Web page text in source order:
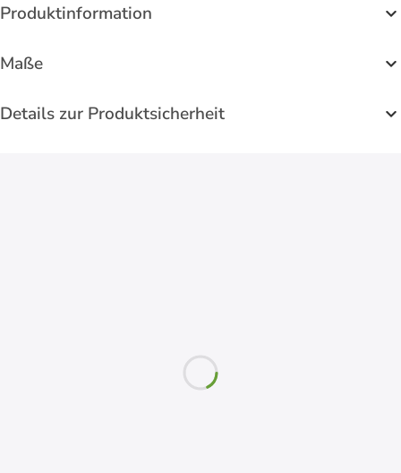
Produktinformation
Maße
Details zur Produktsicherheit